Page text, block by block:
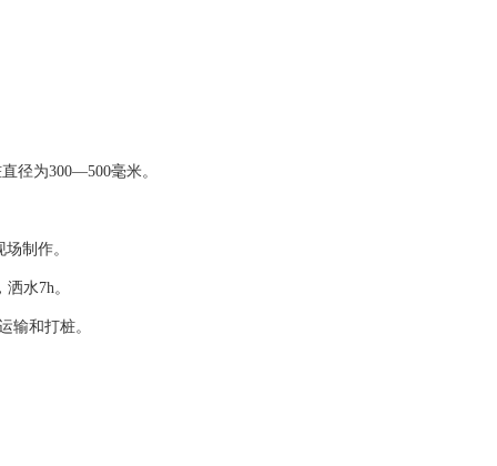
径为300—500毫米。
制作。
水7h。
输和打桩。